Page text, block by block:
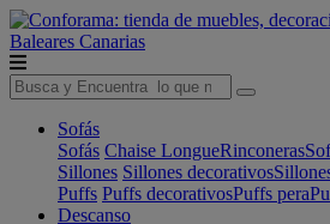
Baleares Canarias
Sofás
Sofás Chaise LongueRinconeras
Sillones Sillones decorativos
Puffs Puffs decorativosPuffs pera
Descanso